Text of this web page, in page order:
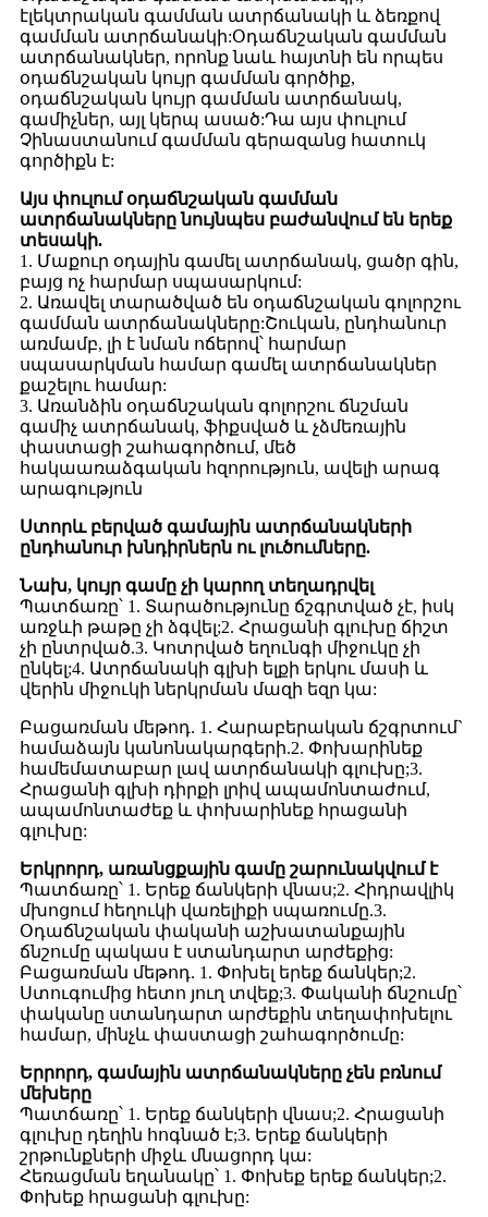
էլեկտրական գամման ատրճանակի և ձեռքով
գամման ատրճանակի:Օդաճնշական գամման
ատրճանակներ, որոնք նաև հայտնի են որպես
օդաճնշական կույր գամման գործիք,
օդաճնշական կույր գամման ատրճանակ,
գամիչներ, այլ կերպ ասած:Դա այս փուլում
Չինաստանում գամման գերազանց հատուկ
գործիքն է:
Այս փուլում օդաճնշական գամման
ատրճանակները նույնպես բաժանվում են երեք
տեսակի.
1. Մաքուր օդային գամել ատրճանակ, ցածր գին,
բայց ոչ հարմար սպասարկում:
2. Առավել տարածված են օդաճնշական գոլորշու
գամման ատրճանակները:Շուկան, ընդհանուր
առմամբ, լի է նման ոճերով՝ հարմար
սպասարկման համար գամել ատրճանակներ
քաշելու համար:
3. Առանձին օդաճնշական գոլորշու ճնշման
գամիչ ատրճանակ, ֆիքսված և չձմեռային
փաստացի շահագործում, մեծ
հակաառաձգական հզորություն, ավելի արագ
արագություն
Ստորև բերված գամային ատրճանակների
ընդհանուր խնդիրներն ու լուծումները.
Նախ, կույր գամը չի կարող տեղադրվել
Պատճառը՝ 1. Տարածությունը ճշգրտված չէ, իսկ
առջևի թաթը չի ձգվել;2. Հրացանի գլուխը ճիշտ
չի ընտրված.3. Կոտրված եղունգի միջուկը չի
ընկել;4. Ատրճանակի գլխի ելքի երկու մասի և
վերին միջուկի ներկրման մազի եզր կա:
Բացառման մեթոդ. 1. Հարաբերական ճշգրտում`
համաձայն կանոնակարգերի.2. Փոխարինեք
համեմատաբար լավ ատրճանակի գլուխը;3.
Հրացանի գլխի դիրքի լրիվ ապամոնտաժում,
ապամոնտաժեք և փոխարինեք հրացանի
գլուխը:
Երկրորդ, առանցքային գամը շարունակվում է
Պատճառը՝ 1. Երեք ճանկերի վնաս;2. Հիդրավլիկ
մխոցում հեղուկի վառելիքի սպառումը.3.
Օդաճնշական փականի աշխատանքային
ճնշումը պակաս է ստանդարտ արժեքից:
Բացառման մեթոդ. 1. Փոխել երեք ճանկեր;2.
Ստուգումից հետո յուղ տվեք;3. Փականի ճնշումը՝
փականը ստանդարտ արժեքին տեղափոխելու
համար, մինչև փաստացի շահագործումը:
Երրորդ, գամային ատրճանակները չեն բռնում
մեխերը
Պատճառը՝ 1. Երեք ճանկերի վնաս;2. Հրացանի
գլուխը դեղին հոգնած է;3. Երեք ճանկերի
շրթունքների միջև մնացորդ կա:
Հեռացման եղանակը՝ 1. Փոխեք երեք ճանկեր;2.
Փոխեք հրացանի գլուխը: